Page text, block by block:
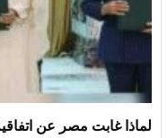
لماذا غابت مصر عن